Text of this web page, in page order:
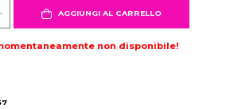
AGGIUNGI AL CARRELLO
non disponibile!